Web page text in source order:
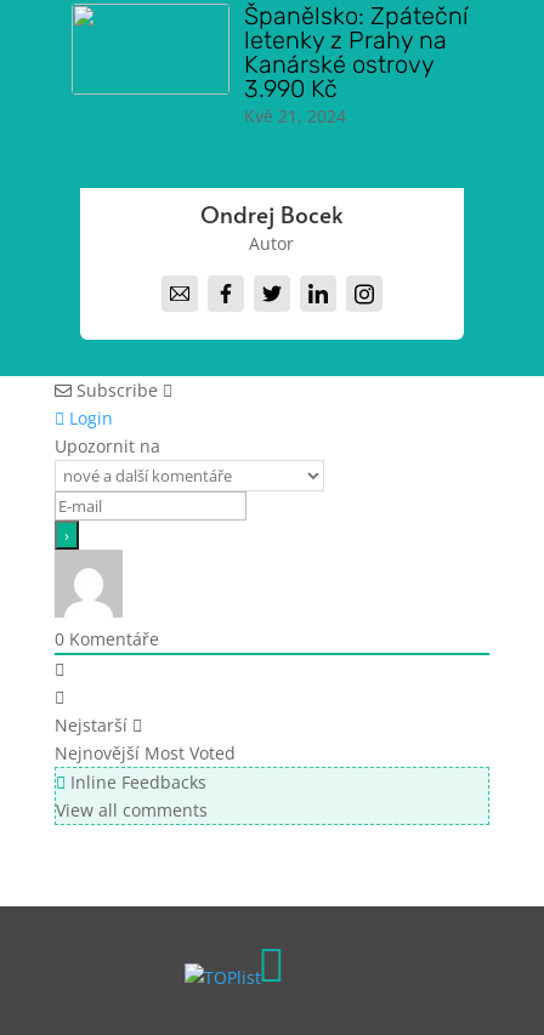
Španělsko: Zpáteční
letenky z Prahy na
Kanárské ostrovy
3.990 Kč
Kvě 21, 2024
Ondrej Bocek
Autor
Subscribe
Login
Upozornit na
0Komentáře
Nejstarší
Nejnovější Most Voted
Inline Feedbacks
View all comments
